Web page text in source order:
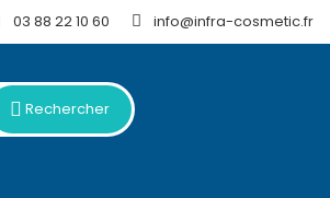
03 88 22 10 60  info@infra-cosmetic.fr
Rechercher